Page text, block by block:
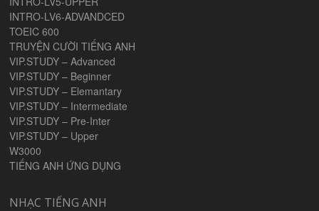
INTRO-LV6-ADVANDCED
TOEIC 600
TRUYỆN CƯỜI TIẾNG ANH
VIP.STUDY – Advanced
VIP.STUDY – Beginner
VIP.STUDY – Elemantary
VIP.STUDY – Intermediate
VIP.STUDY – Pre-Inter
VIP.STUDY – Upper
W3000
TIẾNG ANH ỨNG DỤNG
NHẠC TIẾNG ANH